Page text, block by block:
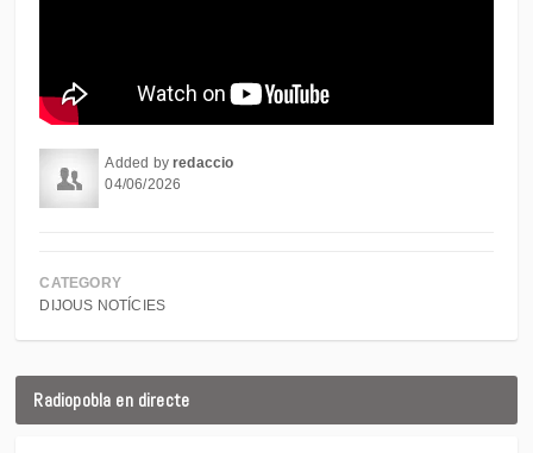
Added byredaccio
04/06/2026
CATEGORY
DIJOUS NOTÍCIES
Radiopobla en directe